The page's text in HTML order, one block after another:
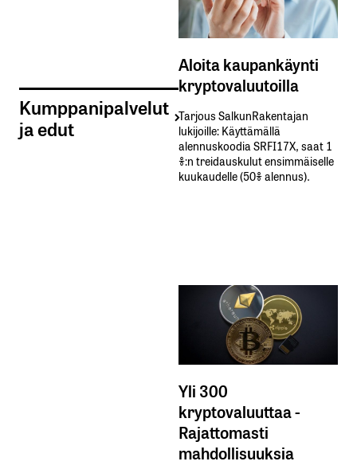
Kumppanipalvelut
ja edut
Aloita kaupankäynti
kryptovaluutoilla
Tarjous SalkunRakentajan
lukijoille: Käyttämällä​ ​
alennuskoodia​ ​SRFI17X,​ ​saat​ ​1
%:n treidauskulut​ ​ensimmäiselle​ ​
kuukaudelle​ ​(50%​ ​alennus).
Yli 300
kryptovaluuttaa -
Rajattomasti
mahdollisuuksia